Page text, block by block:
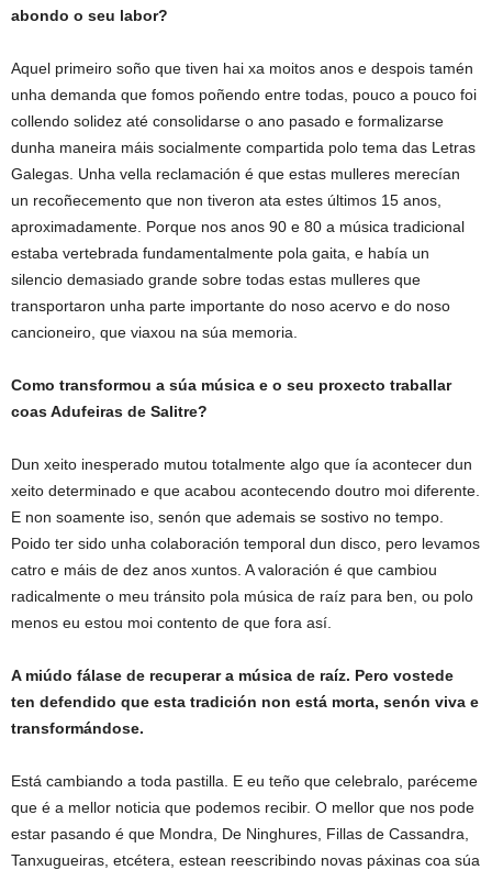
abondo o seu labor?
Aquel primeiro soño que tiven hai xa moitos anos e despois tamén
unha demanda que fomos poñendo entre todas, pouco a pouco foi
collendo solidez até consolidarse o ano pasado e formalizarse
dunha maneira máis socialmente compartida polo tema das Letras
Galegas. Unha vella reclamación é que estas mulleres merecían
un recoñecemento que non tiveron ata estes últimos 15 anos,
aproximadamente. Porque nos anos 90 e 80 a música tradicional
estaba vertebrada fundamentalmente pola gaita, e había un
silencio demasiado grande sobre todas estas mulleres que
transportaron unha parte importante do noso acervo e do noso
cancioneiro, que viaxou na súa memoria.
Como transformou a súa música e o seu proxecto traballar
coas Adufeiras de Salitre?
Dun xeito inesperado mutou totalmente algo que ía acontecer dun
xeito determinado e que acabou acontecendo doutro moi diferente.
E non soamente iso, senón que ademais se sostivo no tempo.
Poido ter sido unha colaboración temporal dun disco, pero levamos
catro e máis de dez anos xuntos. A valoración é que cambiou
radicalmente o meu tránsito pola música de raíz para ben, ou polo
menos eu estou moi contento de que fora así.
A miúdo fálase de recuperar a música de raíz. Pero vostede
ten defendido que esta tradición non está morta, senón viva e
transformándose.
Está cambiando a toda pastilla. E eu teño que celebralo, paréceme
que é a mellor noticia que podemos recibir. O mellor que nos pode
estar pasando é que Mondra, De Ninghures, Fillas de Cassandra,
Tanxugueiras, etcétera, estean reescribindo novas páxinas coa súa